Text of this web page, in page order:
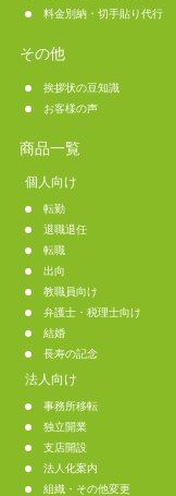
料金別納・切手貼り代行
その他
挨拶状の豆知識
お客様の声
商品一覧
個人向け
転勤
退職退任
転職
出向
教職員向け
弁護士・税理士向け
結婚
長寿の記念
法人向け
事務所移転
独立開業
支店開設
法人化案内
組織・その他変更